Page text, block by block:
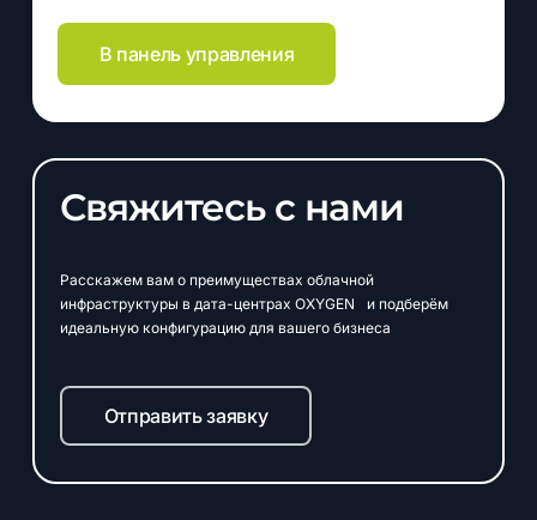
В панель управления
Свяжитесь с нами
Расскажем вам о преимуществах облачной
инфраструктуры в дата-центрах OXYGEN и подберём
идеальную конфигурацию для вашего бизнеса
Отправить заявку